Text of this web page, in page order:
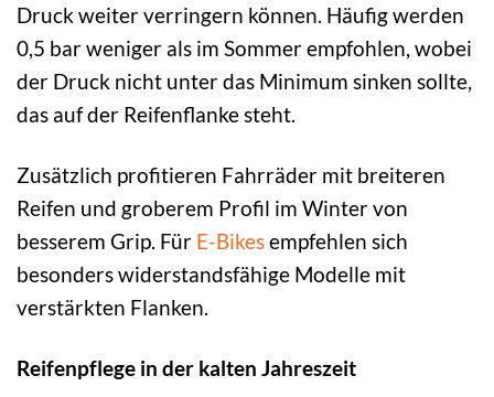
Druck weiter verringern können. Häufig werden
0,5 bar weniger als im Sommer empfohlen, wobei
der Druck nicht unter das Minimum sinken sollte,
das auf der Reifenflanke steht.
Zusätzlich profitieren Fahrräder mit breiteren
Reifen und groberem Profil im Winter von
besserem Grip. Für E-Bikesempfehlen sich
besonders widerstandsfähige Modelle mit
verstärkten Flanken.
Reifenpflege in der kalten Jahreszeit